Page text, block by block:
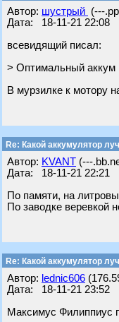
Автор: шустрый (---
Дата: 18-11-21 22:08
всевидящий писал:
> Оптимальный аккум
В мурзилке к мотору
Re: Какой аккумулятор
Автор: KVANT (---
Дата: 18-11-21 22:21
По памяти, на
По заводке веревкой
Re: Какой аккумулятор
Автор: lednic606
Дата: 18-11-21 23:52
Максимус Филиппиус